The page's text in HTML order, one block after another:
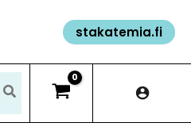
stakatemia.fi